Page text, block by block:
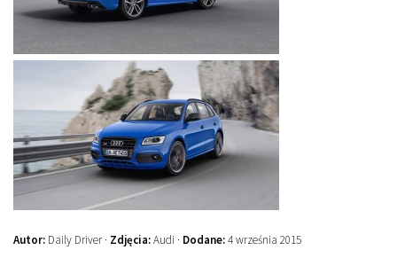
Autor: Daily Driver · Zdjęcia:Audi · Dodane:4 września 2015